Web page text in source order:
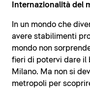
Internazionalità del
In un mondo che
avere stabilimenti
mondo non
fieri di potervi dare il
Milano. Ma non si
metropoli per